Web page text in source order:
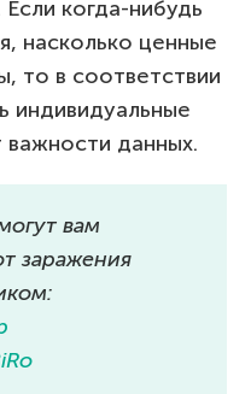
когда-нибудь
насколько ценные
то в соответствии
индивидуальные
данных.
вам
заражения